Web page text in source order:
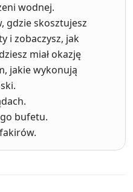
wodnej.
gdzie skosztujesz
i zobaczysz, jak
miał okazję
jakie wykonują
bufetu.